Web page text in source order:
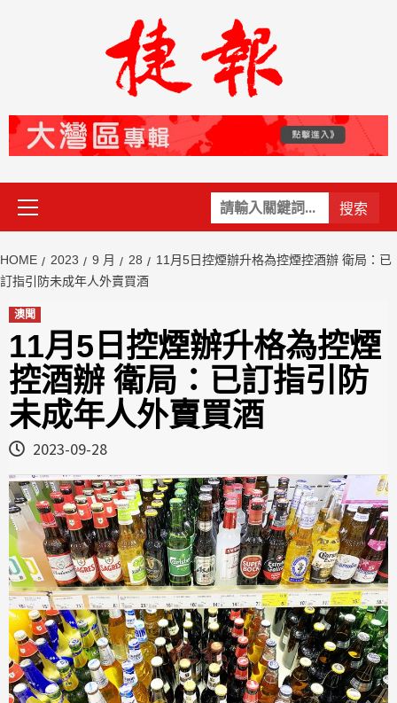
關
鍵
Primary
Menu
HOME 2023 9 月 28
11月5日控煙辦升格為控煙控酒辦 衛局：已
訂指引防未成年人外賣買酒
澳聞
11月5日控煙辦升格為控煙
控酒辦 衛局：已訂指引防
未成年人外賣買酒
2023-09-28